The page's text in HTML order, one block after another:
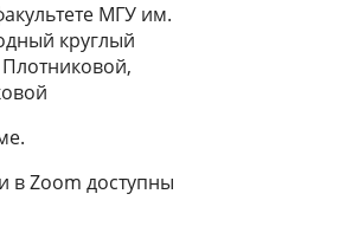
МГУ им.
круглый
в Zoom доступны